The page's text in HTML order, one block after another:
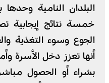
البلدان النامية
خمسة نتائج
الجوع وسوء التغذية
أنها تعزز دخل الأسرة
بشراء أو الحصول